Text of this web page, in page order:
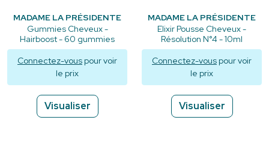
MADAME LA PRÉSIDENTE
Gummies Cheveux -
Hairboost - 60 gummies
Connectez-vous pour voir
le prix
Visualiser
MADAME LA PRÉSIDENTE
Elixir Pousse Cheveux -
Résolution N°4 - 10ml
Connectez-vous pour voir
le prix
Visualiser